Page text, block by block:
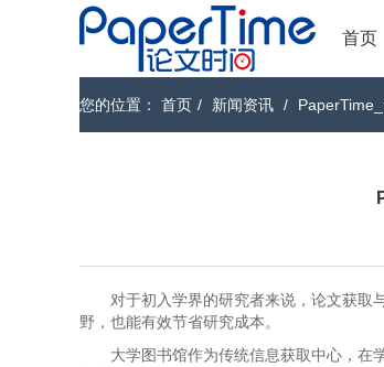
首页
您的位置： 首页 / 新闻资讯 /
对于初入学界的研究者来说，论文获取
野，也能有效节省研究成本。
大学图书馆作为传统信息获取中心，在